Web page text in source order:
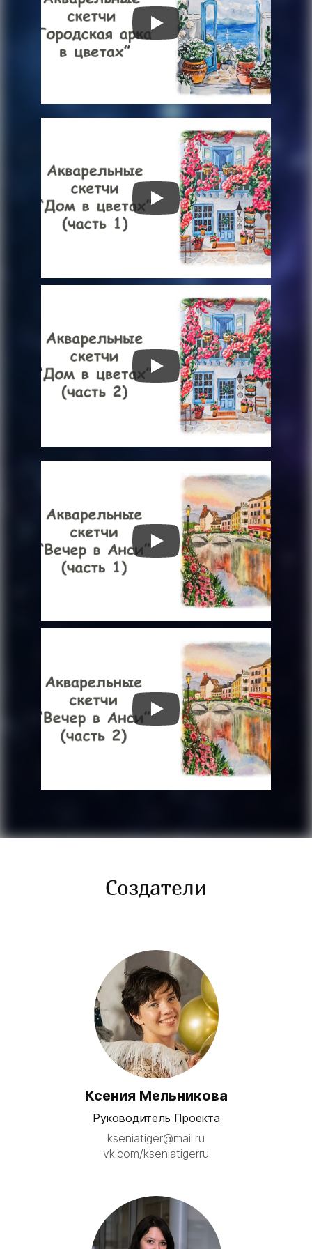
Создатели
Ксения Мельникова
Руководитель Проекта
kseniatiger@mail.ru
vk.com/kseniatigerru